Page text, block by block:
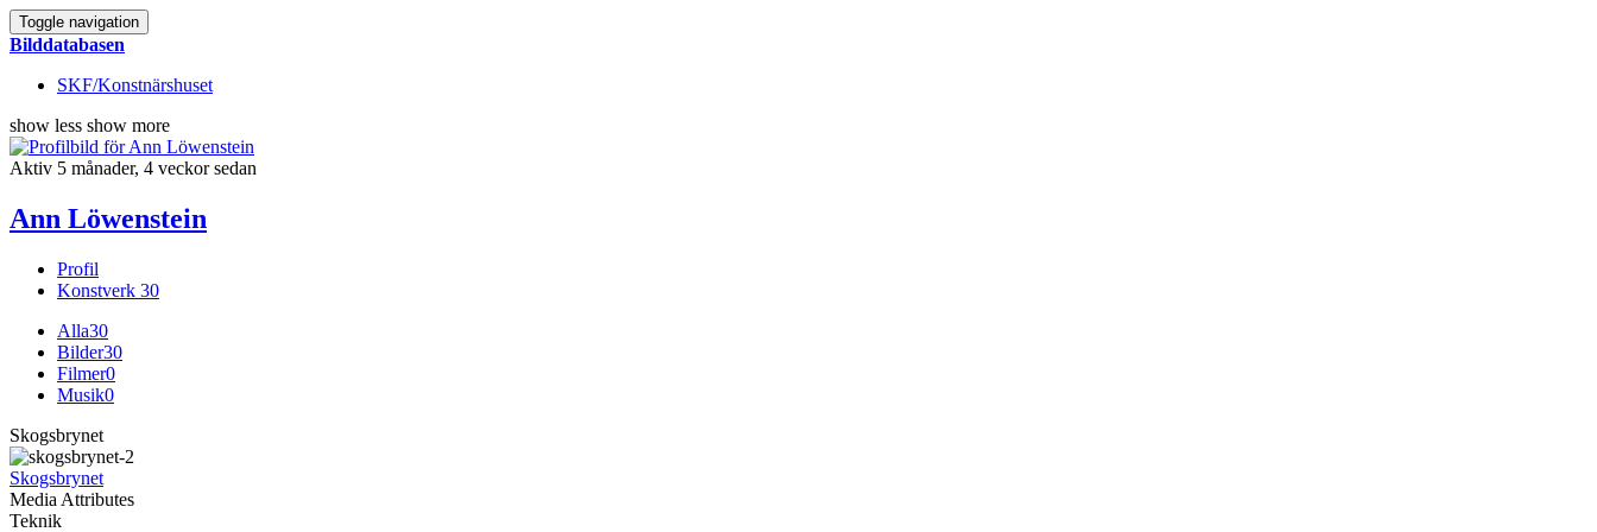
Toggle navigation
Bilddatabasen
SKF/Konstnärshuset
show less show more
Aktiv 5 månader, 4 veckor sedan
Ann Löwenstein
Profil
Konstverk 30
Alla30
Bilder30
Filmer0
Musik0
Skogsbrynet
Skogsbrynet
Media Attributes
Teknik